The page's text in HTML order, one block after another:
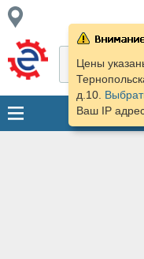
Цены
д.10.
Ваш IP